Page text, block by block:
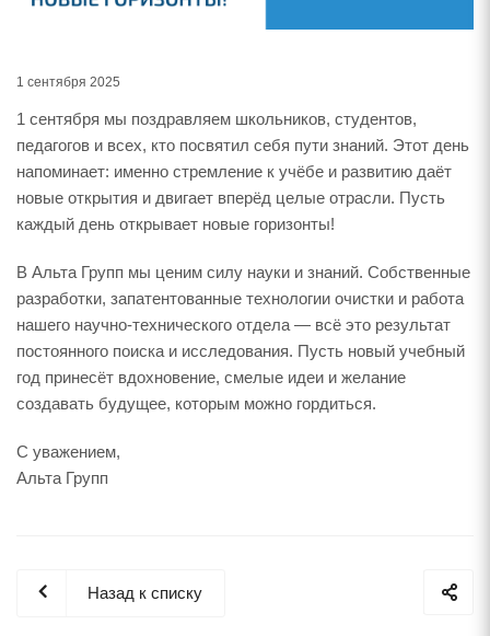
1 сентября 2025
1 сентября мы поздравляем школьников, студентов,
педагогов и всех, кто посвятил себя пути знаний. Этот день
напоминает: именно стремление к учёбе и развитию даёт
новые открытия и двигает вперёд целые отрасли. Пусть
каждый день открывает новые горизонты!
В Альта Групп мы ценим силу науки и знаний. Собственные
разработки, запатентованные технологии очистки и работа
нашего научно-технического отдела — всё это результат
постоянного поиска и исследования. Пусть новый учебный
год принесёт вдохновение, смелые идеи и желание
создавать будущее, которым можно гордиться.
С уважением,
Альта Групп
Назад к списку